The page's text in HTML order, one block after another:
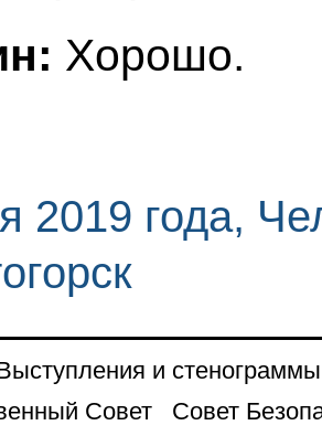
Хорошо.
2019 года,
и стенограммы
Совет
Совет